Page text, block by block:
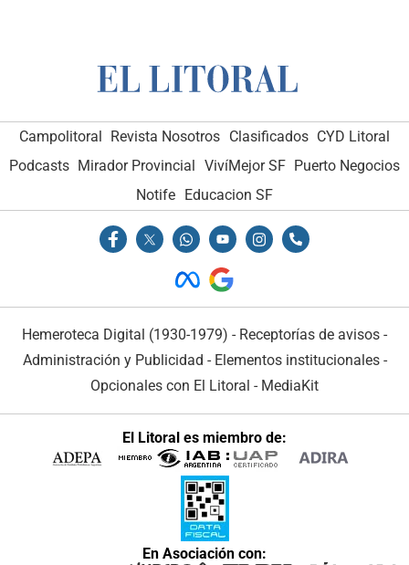
Campolitoral Revista Nosotros Clasificados CYD Litoral
Podcasts Mirador Provincial VivíMejor SF Puerto Negocios
Notife Educacion SF
Hemeroteca Digital (1930-1979) - Receptorías de avisos -
Administración y Publicidad - Elementos institucionales-
Opcionales con El Litoral - MediaKit
El Litoral es miembro de:
En Asociación con: